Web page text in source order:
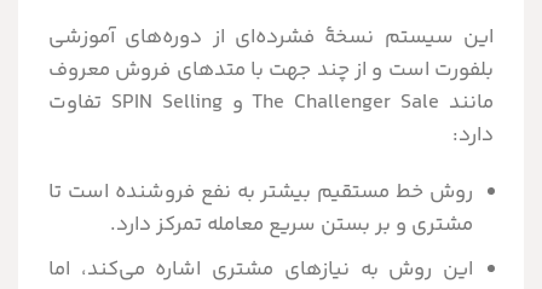
این سیستم نسخۀ فشرده‌ای از دوره‌های آموزشی
بلفورت است و از چند جهت با متدهای فروش معروف
مانند The Challenger Sale و SPIN Selling تفاوت
دارد:
روش خط مستقیم بیشتر به نفع فروشنده است تا
مشتری و بر بستن سریع معامله تمرکز دارد.
این روش به نیازهای مشتری اشاره می‌کند، اما